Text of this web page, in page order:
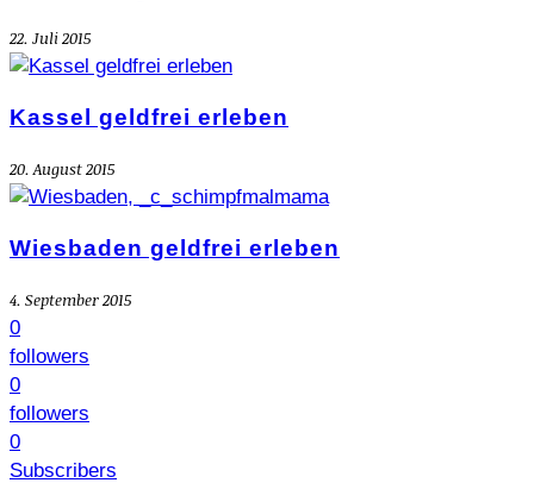
22. Juli 2015
Kassel geldfrei erleben
20. August 2015
Wiesbaden geldfrei erleben
4. September 2015
0
followers
0
followers
0
Subscribers